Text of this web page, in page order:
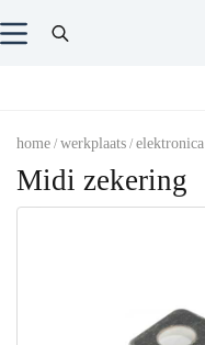
home / werkplaats / elektronica
Midi zekering